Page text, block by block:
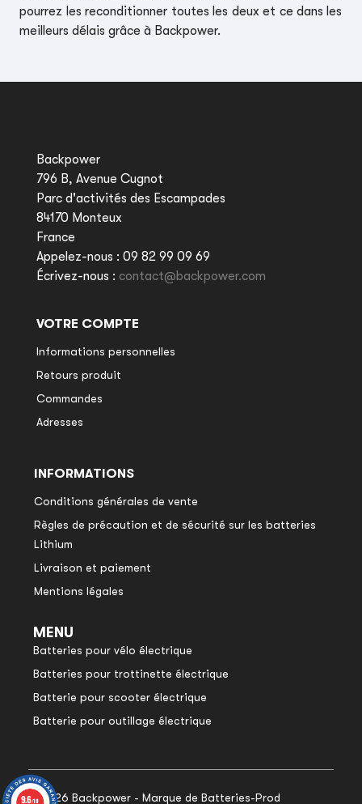
pourrez les reconditionner toutes les deux et ce dans les
meilleurs délais grâce à Backpower.
Backpower
796 B, Avenue Cugnot
Parc d'activités des Escampades
84170 Monteux
France
Appelez-nous : 09 82 99 09 69
Écrivez-nous : contact@backpower.com
VOTRE COMPTE
Informations personnelles
Retours produit
Commandes
Adresses
INFORMATIONS
Conditions générales de vente
Règles de précaution et de sécurité sur les batteries
Lithium
Livraison et paiement
Mentions légales
MENU
Batteries pour vélo électrique
Batteries pour trottinette électrique
Batterie pour scooter électrique
Batterie pour outillage électrique
© 2026 Backpower - Marque de Batteries-Prod
9.6/10
9.6/10